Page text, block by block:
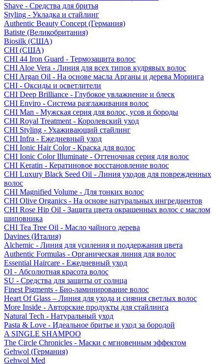
Shave - Средства для бритья
Styling - Укладка и стайлинг
Authentic Beauty Concept (Германия)
Batiste (Великобритания)
Biosilk (США)
CHI (США)
CHI 44 Iron Guard - Термозащита волос
CHI Aloe Vera - Линия для всех типов кудрявых волос
CHI Argan Oil - На основе масла Арганы и дерева Моринга
CHI - Оксиды и осветлители
CHI Deep Brilliance - Глубокое увлажнение и блеск
CHI Enviro - Система разглаживания волос
CHI Man - Мужская серия для волос, усов и бороды
CHI Royal Treatment - Королевский уход
CHI Styling - Ухаживающий стайлинг
CHI Infra - Ежедневный уход
CHI Ionic Hair Color - Краска для волос
CHI Ionic Color Illuminate - Оттеночная серия для волос
CHI Keratin - Кератиновое восстановление волос
CHI Luxury Black Seed Oil - Линия уходов для поврежденных
волос
CHI Magnified Volume - Для тонких волос
CHI Olive Organics - На основе натуральных ингредиентов
CHI Rose Hip Oil - Защита цвета окрашенных волос с маслом
шиповника
CHI Tea Tree Oil - Масло чайного дерева
Davines (Италия)
Alchemic - Линия для усиления и поддержания цвета
Authentic Formulas - Органическая линия для волос
Essential Haircare - Eжедневный уход
OI - Абсолютная красота волос
SU - Средства для защиты от солнца
Finest Pigments - Био-ламинирование волос
Heart Of Glass – Линия для ухода и сияния светлых волос
More Inside - Авторские продукты для стайлинга
Natural Tech - Натуральный уход
Pasta & Love - Идеальное бритье и уход за бородой
A SINGLE SHAMPOO
The Circle Chronicles - Маски с мгновенным эффектом
Gehwol (Германия)
Gehwol Med